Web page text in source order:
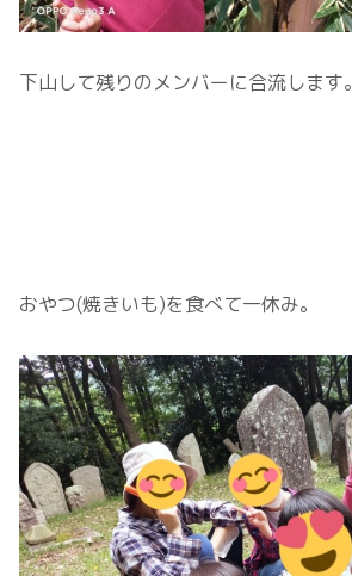
下山して残りのメンバーに合流します。
おやつ(焼きいも)を食べて一休み。